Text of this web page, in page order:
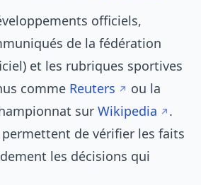
officiels,
de la fédération
et les rubriques sportives
comme Reuters
ou la
sur Wikipedia
.
permettent de vérifier les faits
les décisions qui